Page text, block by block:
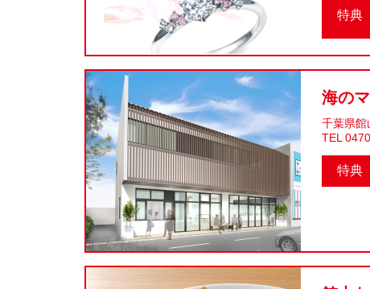
特典
海の
千葉県館
TEL
特典